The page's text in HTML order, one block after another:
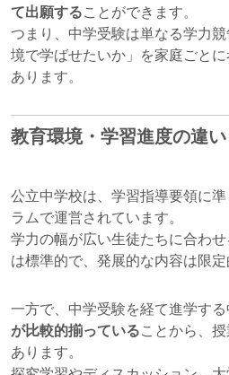
て出願することができます。
つまり、中学受験は単なる学力
境で学ばせたいか」を家庭ごと
あります。
教育環境・学習進度の違い
公立中学校は、学習指導要領に
ラムで運営されています。
学力の幅が広い生徒たちに合わ
は標準的で、発展的な内容は限定
一方で、中学受験を経て進学する
が比較的揃っていることから、
あります。